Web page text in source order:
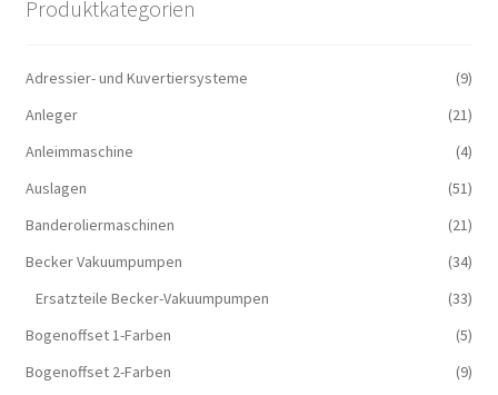
Produktkategorien
Adressier- und Kuvertiersysteme
(9)
Anleger
(21)
Anleimmaschine
(4)
Auslagen
(51)
Banderoliermaschinen
(21)
Becker Vakuumpumpen
(34)
Ersatzteile Becker-Vakuumpumpen
(33)
Bogenoffset 1-Farben
(5)
Bogenoffset 2-Farben
(9)